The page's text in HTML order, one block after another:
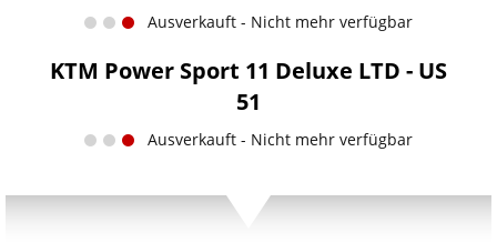
Ausverkauft - Nicht mehr verfügbar
KTM Power Sport 11 Deluxe LTD - US
51
Ausverkauft - Nicht mehr verfügbar